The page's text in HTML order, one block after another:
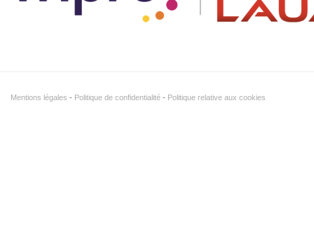
Mentions légales Politique de confidentialité Politique relative aux cookies